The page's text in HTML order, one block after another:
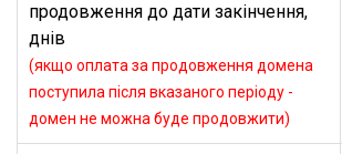
продовження до дати закінчення,
днів
(якщо оплата за продовження домена
поступила після вказаного періоду -
домен не можна буде продовжити)